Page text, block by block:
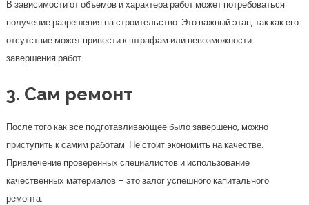
В зависимости от объемов и характера работ может потребоваться
получение разрешения на строительство. Это важный этап, так как его
отсутствие может привести к штрафам или невозможности
завершения работ.
3. Сам ремонт
После того как все подготавливающее было завершено, можно
приступить к самим работам. Не стоит экономить на качестве.
Привлечение проверенных специалистов и использование
качественных материалов – это залог успешного капитального
ремонта.